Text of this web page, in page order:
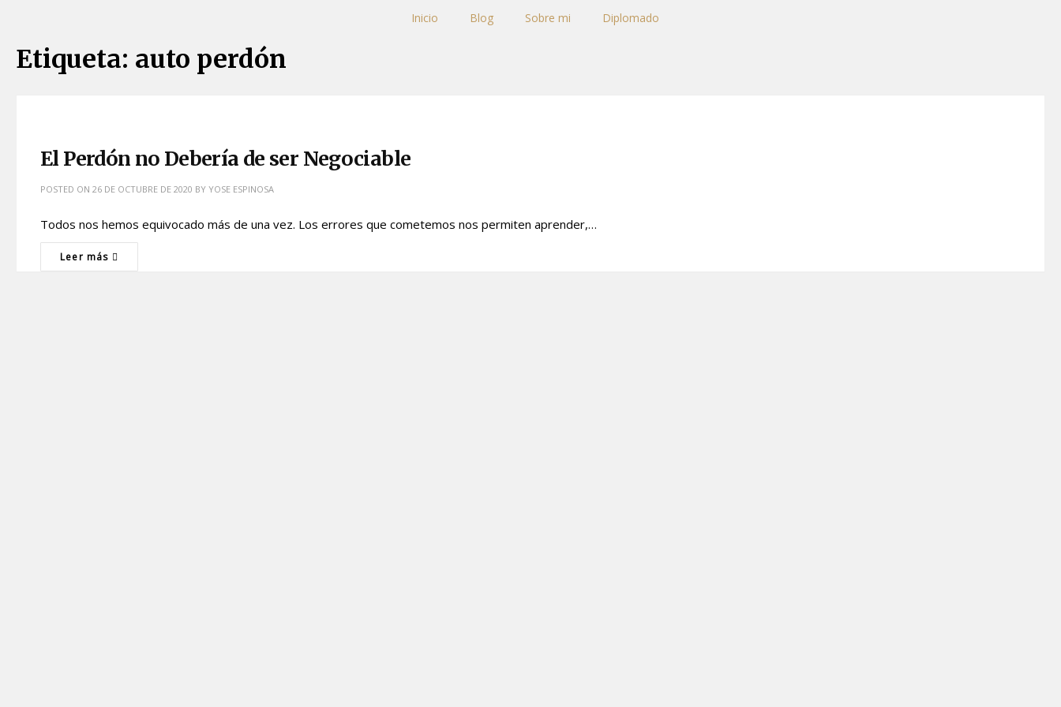
Inicio Blog Sobre mi Diplomado
Etiqueta: auto perdón
El Perdón no Debería de ser Negociable
POSTED ON 26 DE OCTUBRE DE 2020 BY YOSE ESPINOSA
Todos nos hemos equivocado más de una vez. Los errores que cometemos nos permiten aprender,…
Leer más